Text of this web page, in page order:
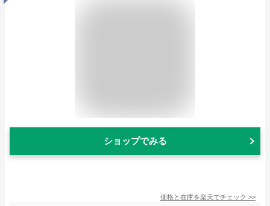
ショップでみる
価格と在庫を楽天でチェック >>